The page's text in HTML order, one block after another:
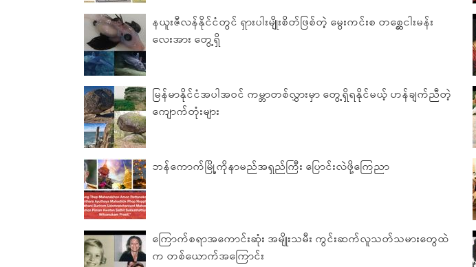
နယူးဇီလန်နိုင်ငံတွင် ရှားပါးမျိုးစိတ်ဖြစ်တဲ့ မွေးကင်းစ တစ္ဆေငါးမန်း
လေးအား တွေ့ရှိ
မြန်မာနိုင်ငံအပါအ၀င် ကမ္ဘာတစ်လွှားမှာ တွေ့ရှိရနိုင်မယ့် ဟန်ချက်ညီတဲ့
ကျောက်တုံးများ
ဘန်ကောက်မြို့ကိုနာမည်အရှည်ကြီး ပြောင်းလဲဖို့ကြေညာ
ကြောက်စရာအကောင်းဆုံး အမျိုးသမီး ကွင်းဆက်လူသတ်သမားတွေထဲ
က တစ်ယောက်အကြောင်း